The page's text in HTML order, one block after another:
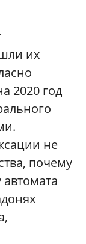
их
2020 год
не
почему